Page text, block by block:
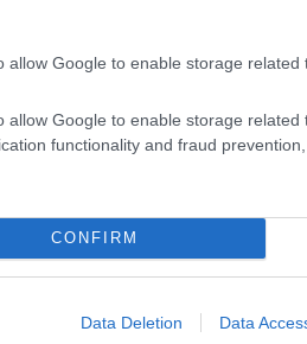
allow Google to enable storage related
allow Google to enable storage related
functionality and fraud
CONFIRM
Data Deletion Data
Τζάκρη για ΠΑΣΟΚ
και άλλες κινήσεις,
συνάντηση Σαμαρά
που θορύβησε το